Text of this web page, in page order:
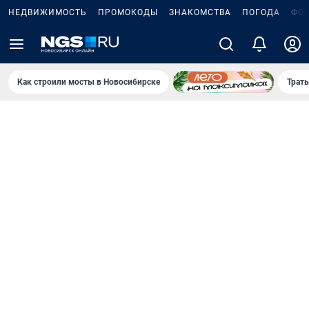
НЕДВИЖИМОСТЬ ПРОМОКОДЫ ЗНАКОМСТВА ПОГОДА
Как строили мосты в Новосибирске